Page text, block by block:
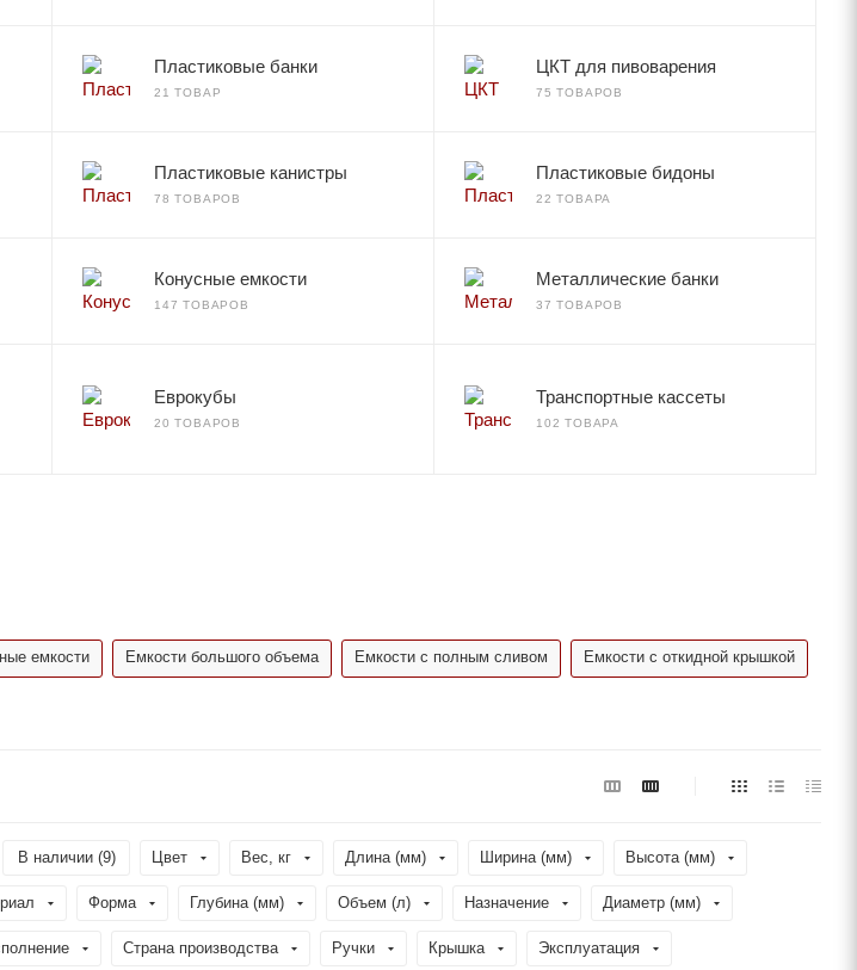
Пластиковые банки
21 ТОВАР
ЦКТ для пивоварения
75 ТОВАРОВ
Пластиковые канистры
78 ТОВАРОВ
Пластиковые бидоны
22 ТОВАРА
Конусные емкости
147 ТОВАРОВ
Металлические банки
37 ТОВАРОВ
Еврокубы
20 ТОВАРОВ
Транспортные кассеты
102 ТОВАРА
емкости Емкости большого объема Емкости с полным сливом Емкости с откидной крышкой
В наличии (9) Цвет Вес, кг Длина (мм) Ширина (мм) Высота (мм)
Форма Глубина (мм) Объем (л) Назначение Диаметр (мм)
Страна производства Ручки Крышка Эксплуатация